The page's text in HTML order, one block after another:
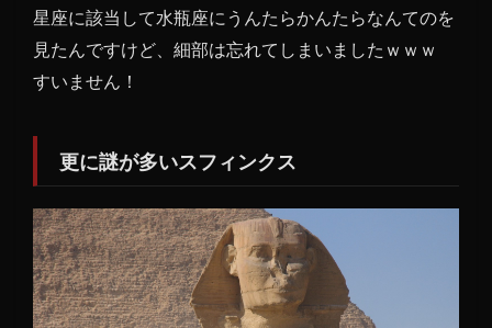
星座に該当して水瓶座にうんたらかんたらなんてのを
見たんですけど、細部は忘れてしまいましたｗｗｗ
すいません！
更に謎が多いスフィンクス